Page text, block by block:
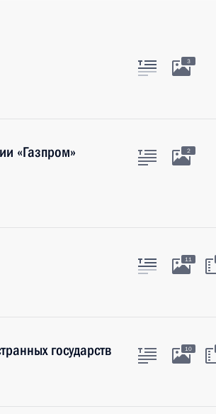
3
«Газпром»
2
11
государств 10